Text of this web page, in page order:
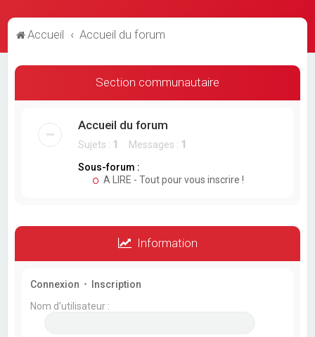
Accueil Accueil du forum
Section communautaire
Accueil du forum
Sujets : 1 Messages : 1
Sous-forum :
A LIRE - Tout pour vous inscrire !
Information
Connexion •
Inscription
Nom d’utilisateur :